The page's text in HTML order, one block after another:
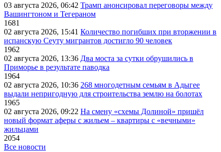
03 августа 2026, 06:42 Трамп анонсировал переговоры между
Вашингтоном и Тегераном
1681
02 августа 2026, 15:41 Количество погибших при вторжении в
испанскую Сеуту мигрантов достигло 90 человек
1962
02 августа 2026, 13:36 Два моста за сутки обрушились в
Приморье в результате паводка
1964
02 августа 2026, 10:36 268 многодетным семьям в Адыгее
выдали непригодную для строительства землю на болотах
1965
02 августа 2026, 09:22 На смену «схемы Долиной» пришёл
новый формат аферы с жильем – квартиры с «вечными»
жильцами
2054
Все новости